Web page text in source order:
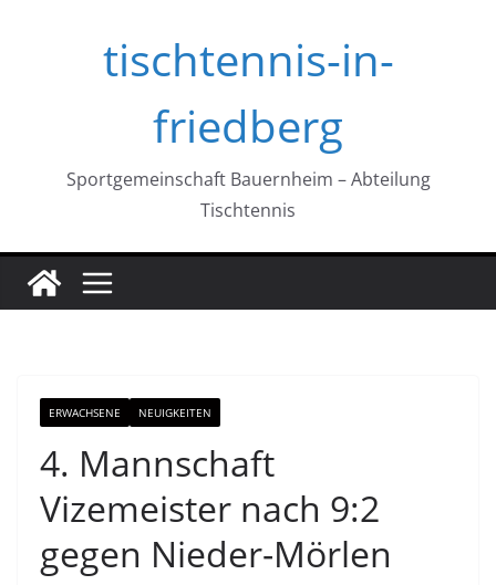
tischtennis-in-
friedberg
Sportgemeinschaft Bauernheim – Abteilung
Tischtennis
ERWACHSENE NEUIGKEITEN
4. Mannschaft
Vizemeister nach 9:2
gegen Nieder-Mörlen